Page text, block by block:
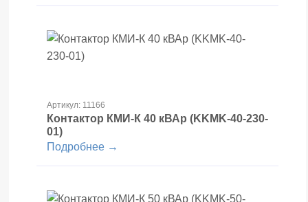
Артикул: 11166
Контактор КМИ-К 40 кВАр (KKMK-40-230-
01)
Подробнее →